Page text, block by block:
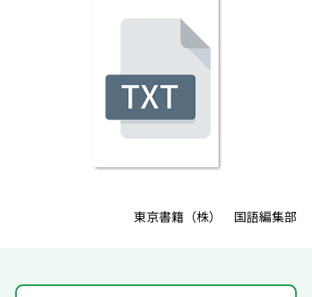
東京書籍（株） 国語編集部